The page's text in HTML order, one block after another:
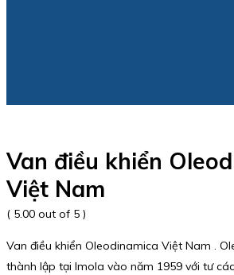
Van điều khiển
Việt Nam
( 5.00 out of 5 )
Van điều khiển Oleodinamica Việt Nam .
thành lập tại Imola vào năm 1959 với tư